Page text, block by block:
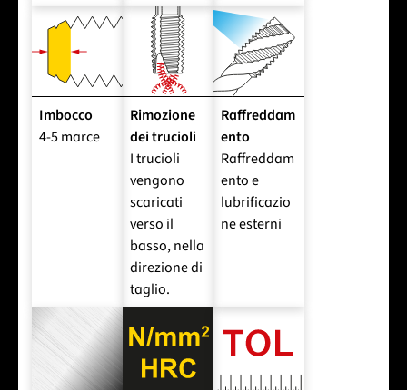
Imbocco
4-5 marce
Rimozione
dei trucioli
I trucioli
vengono
scaricati
verso il
basso, nella
direzione di
taglio.
Raffreddam
ento
Raffreddam
ento e
lubrificazio
ne esterni